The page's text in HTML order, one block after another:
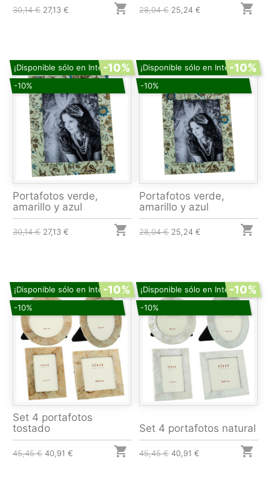
30,14 € 27,13 €  28,04 € 25,24 € 
¡Disponible sólo en Internet!
-10%
-10%
Portafotos verde,
amarillo y azul
30,14 € 27,13 € 
¡Disponible sólo en Internet!
-10%
-10%
Portafotos verde,
amarillo y azul
28,04 € 25,24 € 
¡Disponible sólo en Internet!
-10%
-10%
Set 4 portafotos
tostado
45,45 € 40,91 € 
¡Disponible sólo en Internet!
-10%
-10%
Set 4 portafotos natural
45,45 € 40,91 € 